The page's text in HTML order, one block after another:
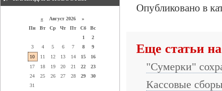
« Август 2026 »
Пн
Вт Ср Чт Пт Сб
Вс
1
2
3
4 5 6 7 8
9
10
11 12 13 14 15
16
17
18 19 20 21 22
23
24
25 26 27 28 29
30
31
Опубликовано в
Еще статьи
"Сумерки"
Кассовые